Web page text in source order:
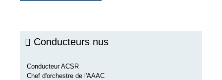
Conducteurs nus
Conducteur ACSR
Chef d'orchestre de l'AAAC